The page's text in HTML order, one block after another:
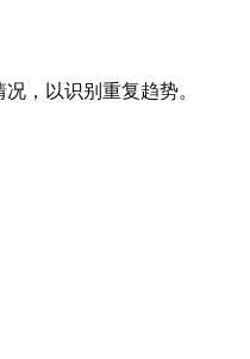
，以识别重复趋势。